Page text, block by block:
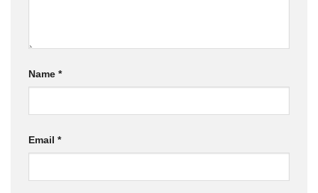
Name *
Email *